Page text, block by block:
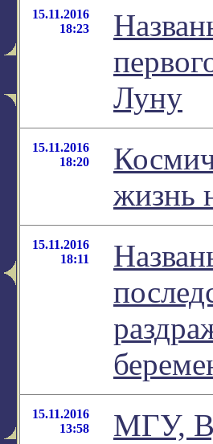
15.11.2016
18:23
Луну
15.11.2016
18:20
жизнь
15.11.2016
18:11
15.11.2016
13:58
МГУ,